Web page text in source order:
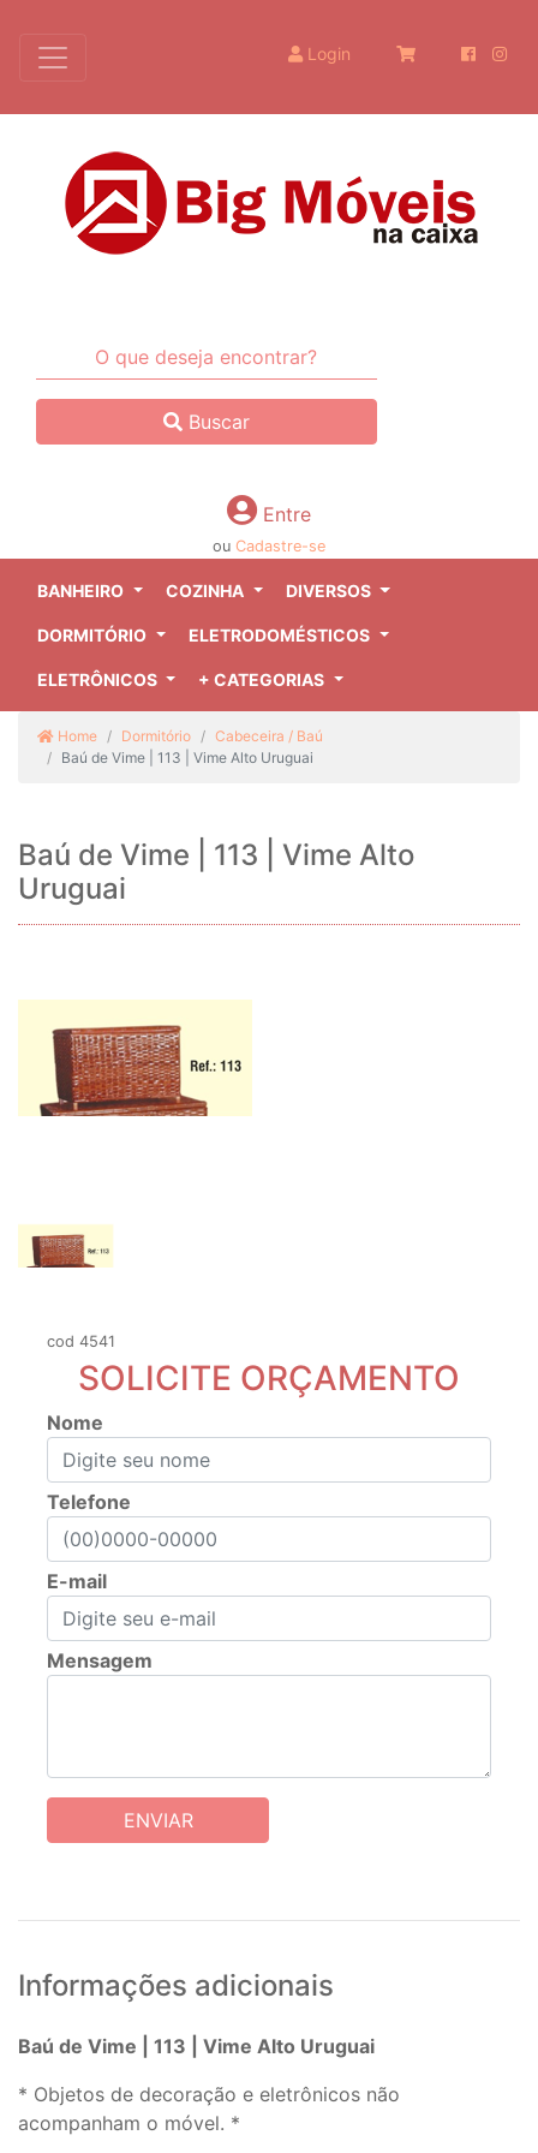
Login
Buscar
Entre
ou Cadastre-se
BANHEIRO COZINHA DIVERSOS
DORMITÓRIO ELETRODOMÉSTICOS
ELETRÔNICOS + CATEGORIAS
Home Dormitório
Cabeceira / Baú
Baú de Vime | 113 | Vime Alto Uruguai
Baú de Vime | 113 | Vime Alto
Uruguai
cod 4541
SOLICITE ORÇAMENTO
Nome
Telefone
E-mail
Mensagem
ENVIAR
Informações adicionais
Baú de Vime | 113 | Vime Alto Uruguai
* Objetos de decoração e eletrônicos não
acompanham o móvel. *